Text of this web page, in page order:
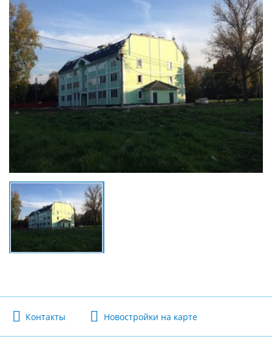
Контакты Новостройки на карте